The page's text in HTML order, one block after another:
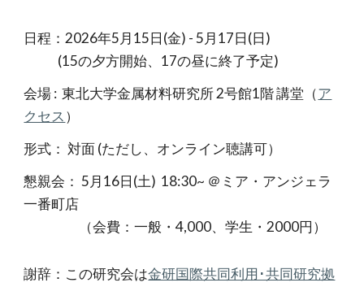
日程：2026年5月15日(金) -5月17日(日)
(15の夕方開始、17の昼に終了予定)
会場 : 東北大学金属材料研究所 2号館1階 講堂（ア
クセス ）
形式： 対面 (ただし、オンライン聴講可）
懇親会： 5月16日(土) 18:30~ ＠ミア・アンジェラ
一番町店
（会費：一般・4,000、学生・ 2000円）
謝辞：この研究会は金研国際共同利用･共同研究拠